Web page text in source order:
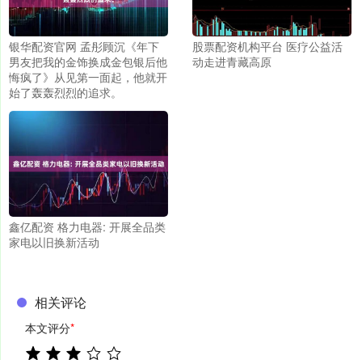
银华配资官网 孟彤顾沉《年下
男友把我的金饰换成金包银后他
悔疯了》从见第一面起，他就开
始了轰轰烈烈的追求。
股票配资机构平台 医疗公益活
动走进青藏高原
鑫亿配资 格力电器: 开展全品类
家电以旧换新活动
相关评论
本文评分*